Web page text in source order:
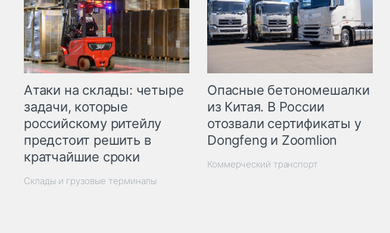
Атаки на склады: четыре
задачи, которые
российскому ритейлу
предстоит решить в
кратчайшие сроки
Склады и грузовые терминалы
Опасные бетономешалки
из Китая. В России
отозвали сертификаты у
Dongfeng и Zoomlion
Коммерческий транспорт